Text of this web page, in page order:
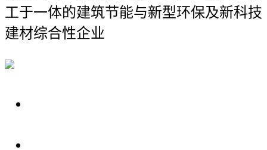
工于一体的建筑节能与新型环保及新科技
建材综合性企业